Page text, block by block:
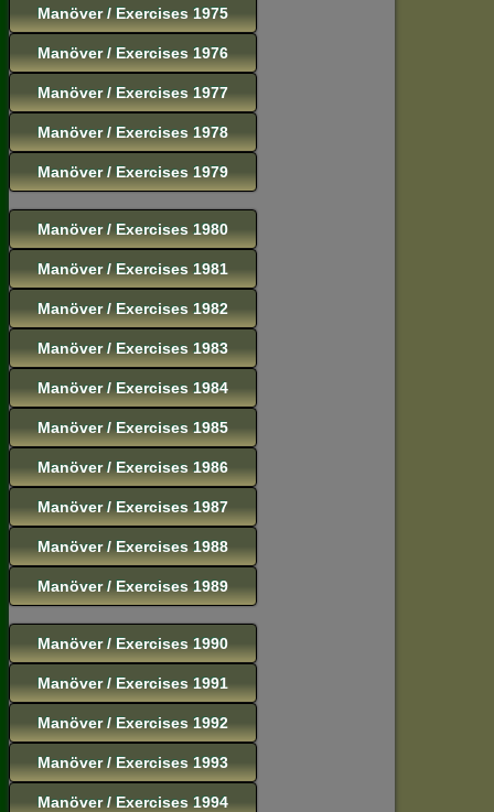
Manöver / Exercises 1975
Manöver / Exercises 1976
Manöver / Exercises 1977
Manöver / Exercises 1978
Manöver / Exercises 1979
Manöver / Exercises 1980
Manöver / Exercises 1981
Manöver / Exercises 1982
Manöver / Exercises 1983
Manöver / Exercises 1984
Manöver / Exercises 1985
Manöver / Exercises 1986
Manöver / Exercises 1987
Manöver / Exercises 1988
Manöver / Exercises 1989
Manöver / Exercises 1990
Manöver / Exercises 1991
Manöver / Exercises 1992
Manöver / Exercises 1993
Manöver / Exercises 1994